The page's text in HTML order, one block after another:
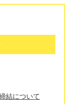
結について